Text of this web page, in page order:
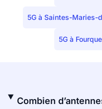
5G à Saintes-Maries-
5G à
Combien